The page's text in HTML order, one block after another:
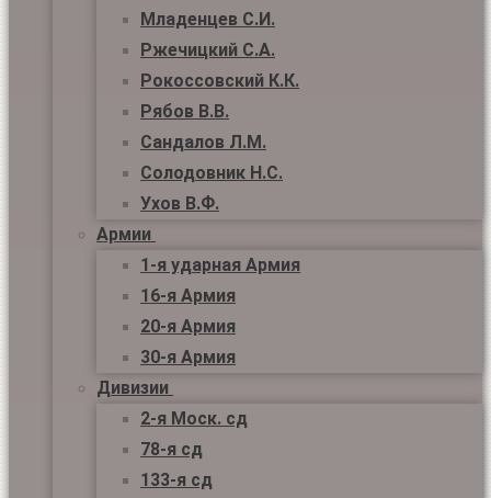
Младенцев С.И.
Ржечицкий С.А.
Рокоссовский К.К.
Рябов В.В.
Сандалов Л.М.
Солодовник Н.С.
Ухов В.Ф.
Армии
1-я ударная Армия
16-я Армия
20-я Армия
30-я Армия
Дивизии
2-я Моск. сд
78-я сд
133-я сд